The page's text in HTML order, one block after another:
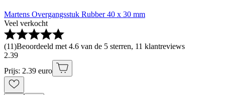
Martens Overgangsstuk Rubber 40 x 30 mm
Veel verkocht
(11)Beoordeeld met 4.6 van de 5 sterren, 11 klantreviews
2.39
Prijs: 2.39 euro